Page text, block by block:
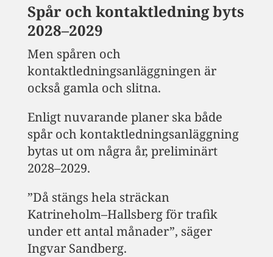
Spår och kontaktledning byts
2028–2029
Men spåren och
kontaktledningsanläggningen är
också gamla och slitna.
Enligt nuvarande planer ska både
spår och kontaktledningsanläggning
bytas ut om några år, preliminärt
2028–2029.
”Då stängs hela sträckan
Katrineholm–Hallsberg för trafik
under ett antal månader”, säger
Ingvar Sandberg.